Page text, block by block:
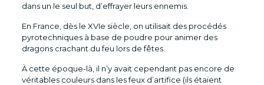
dans un le seul but, d’effrayer leurs ennemis.
En France, dès le XVIe siècle, on utilisait des procédés
pyrotechniques à base de poudre pour animer des
dragons crachant du feu lors de fêtes.
À cette époque-là, il n’y avait cependant pas encore de
véritables couleurs dans les feux d’artifice (ils étaient